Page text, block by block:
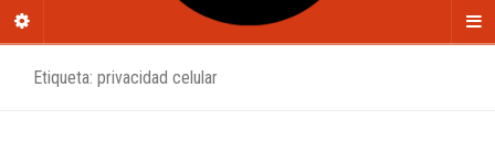
Etiqueta: privacidad celular